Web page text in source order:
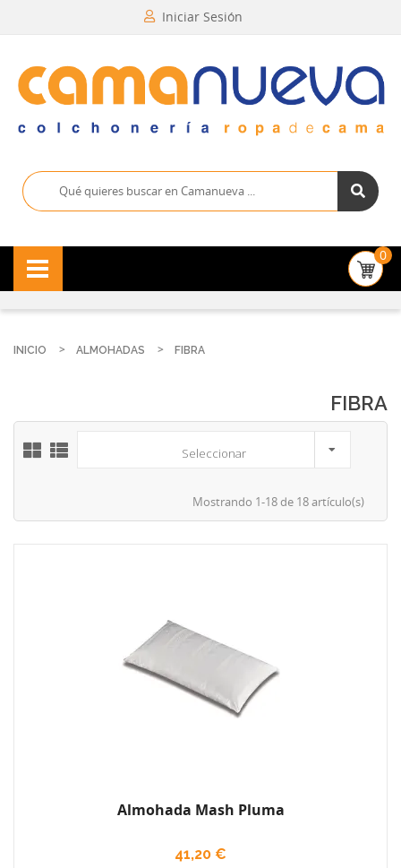
Iniciar Sesión
0
INICIO ALMOHADAS FIBRA
FIBRA
Seleccionar
Mostrando 1-18 de 18 artículo(s)
Almohada Mash Pluma
41,20 €